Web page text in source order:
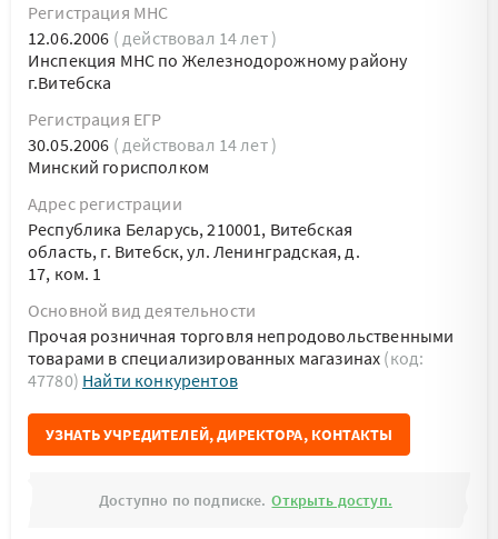
Регистрация МНС
12.06.2006 ( действовал 14 лет )
Инспекция МНС по Железнодорожному району
г.Витебска
Регистрация ЕГР
30.05.2006 ( действовал 14 лет )
Минский горисполком
Адрес регистрации
Республика Беларусь, 210001, Витебская
область, г. Витебск, ул. Ленинградская, д.
17, ком. 1
Основной вид деятельности
Прочая розничная торговля непродовольственными
товарами в специализированных магазинах (код:
47780) Найти конкурентов
УЗНАТЬ УЧРЕДИТЕЛЕЙ, ДИРЕКТОРА, КОНТАКТЫ
Доступно по подписке. Открыть доступ.